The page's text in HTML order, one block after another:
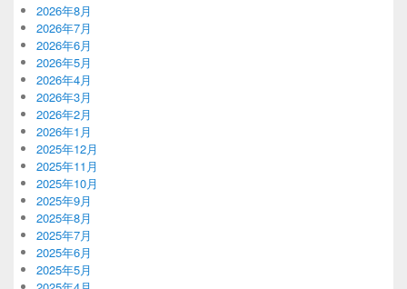
2026年8月
2026年7月
2026年6月
2026年5月
2026年4月
2026年3月
2026年2月
2026年1月
2025年12月
2025年11月
2025年10月
2025年9月
2025年8月
2025年7月
2025年6月
2025年5月